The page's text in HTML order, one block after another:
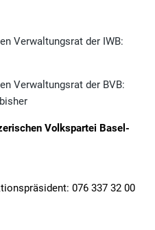
Verwaltungsrat der IWB:
Verwaltungsrat der BVB:
Volkspartei Basel-
076 337 32 00